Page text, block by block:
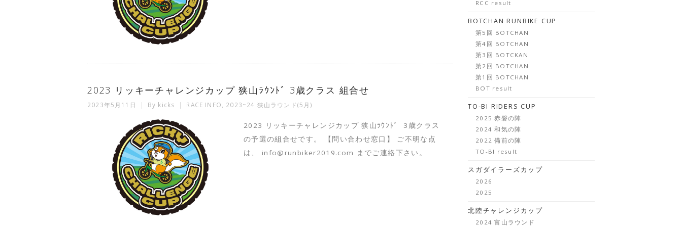
2023 リッキーチャレンジカップ 狭山ﾗｳﾝﾄﾞ 3歳クラス 組合せ
2023年5月11日 By kicks RACE INFO 2023~24 狭山ラウンド(5月)
2023 リッキーチャレンジカップ 狭山ﾗｳﾝﾄﾞ 3歳クラス
の予選の組合せです。 【問い合わせ窓口】 ご不明な点
は、 info@runbiker2019.com までご連絡下さい。
RCC result
BOTCHAN RUNBIKE CUP
第5回 BOTCHAN
第4回 BOTCHAN
第3回 BOTCKAN
第2回 BOTCHAN
第1回 BOTCHAN
BOT result
TO-BI RIDERS CUP
2025 赤磐の陣
2024 和気の陣
2022 備前の陣
TO-BI result
スガダイラーズカップ
2026
2025
北陸チャレンジカップ
2024 富山ラウンド